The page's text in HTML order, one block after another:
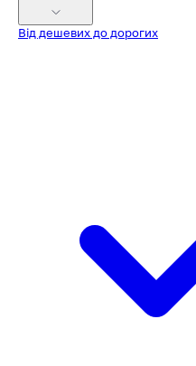
Від дешевих до дорогих